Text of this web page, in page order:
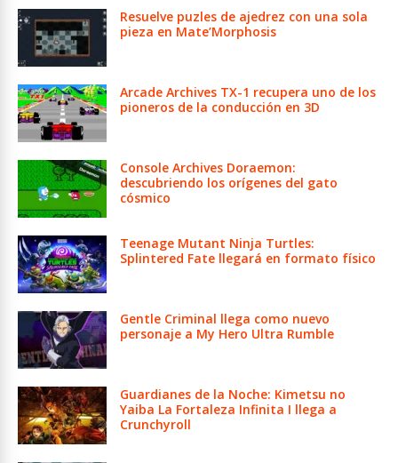
Resuelve puzles de ajedrez con una sola
pieza en Mate’Morphosis
Arcade Archives TX-1 recupera uno de los
pioneros de la conducción en 3D
Console Archives Doraemon:
descubriendo los orígenes del gato
cósmico
Teenage Mutant Ninja Turtles:
Splintered Fate llegará en formato físico
Gentle Criminal llega como nuevo
personaje a My Hero Ultra Rumble
Guardianes de la Noche: Kimetsu no
Yaiba La Fortaleza Infinita I llega a
Crunchyroll